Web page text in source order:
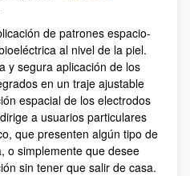
de patrones espacio-
al nivel de la piel.
y segura aplicación de los
en un traje ajustable
espacial de los electrodos
a usuarios particulares
que presenten algún tipo de
o simplemente que desee
sin tener que salir de casa.